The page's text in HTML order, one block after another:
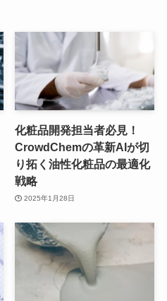
化粧品開発担当者必見！
CrowdChemの革新AIが切
り拓く油性化粧品の最適化
戦略
2025年1月28日